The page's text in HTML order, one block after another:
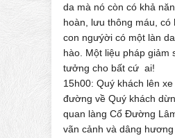
da mà nó còn có khả
hoàn, lưu thông máu, có
con ngưýời có một làn
hào. Một liệu pháp giảm
tưởng cho bất cứ ai!
15h00: Quý khách lên
đường về Quý khách
quan làng Cổ Đường
vãn cảnh và dâng hương